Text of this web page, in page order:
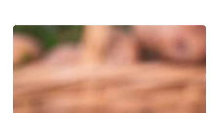
Papas
rústicas